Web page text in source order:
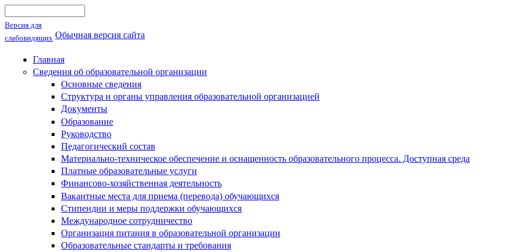
Форма поиска
Версия для
слабовидящих Обычная версия сайта
Главная
Сведения об образовательной организации
Основные сведения
Структура и органы управления образовательной организацией
Документы
Образование
Руководство
Педагогический состав
Материально-техническое обеспечение и оснащенность образовательного процесса. Доступная среда
Платные образовательные услуги
Финансово-хозяйственная деятельность
Вакантные места для приема (перевода) обучающихся
Стипендии и меры поддержки обучающихся
Международное сотрудничество
Организация питания в образовательной организации
Образовательные стандарты и требования